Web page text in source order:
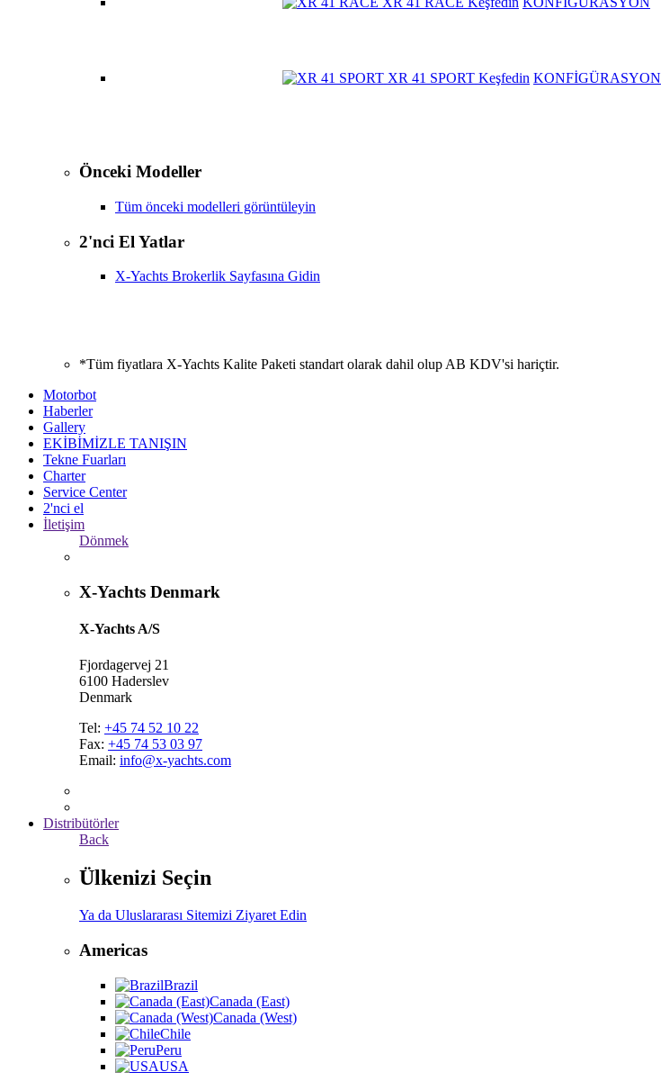
XR 41 SPORT Keşfedin KONFİGÜRASYON
Önceki Modeller
Tüm önceki modelleri görüntüleyin
2'nci El Yatlar
X-Yachts Brokerlik Sayfasına Gidin
*Tüm fiyatlara X-Yachts Kalite Paketi standart olarak dahil olup AB KDV'si hariçtir.
Motorbot
Haberler
Gallery
EKİBİMİZLE TANIŞIN
Tekne Fuarları
Charter
Service Center
2'nci el
İletişim
Dönmek
X-Yachts Denmark
X-Yachts A/S
Fjordagervej 21
6100 Haderslev
Denmark
Tel: +45 74 52 10 22
Fax: +45 74 53 03 97
Email: info@x-yachts.com
Distribütörler
Back
Ülkenizi Seçin
Ya da Uluslararası Sitemizi Ziyaret Edin
Americas
Brazil
Canada (East)
Canada (West)
Chile
Peru
USA